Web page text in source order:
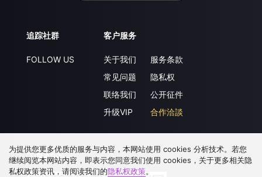
追踪社群
FOLLOW US
客户服务
关于我们
常见问题
联络我们
升级VIP
服务条款
隐私权
公开征件
合作洽談
下载 APP
为提供您更多优质的服务与内容，本网站使用 cookies 分析技术。若您
继续阅览本网站内容，即表示您同意我们使用 cookies，关于更多相关隐
私权政策资讯，请阅读我们的隐私权政策。